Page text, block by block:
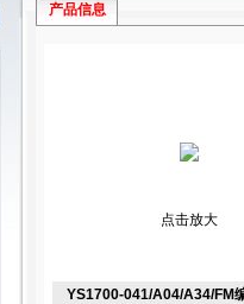
产品信息
点击放大
YS1700-041/A04/A34/FM